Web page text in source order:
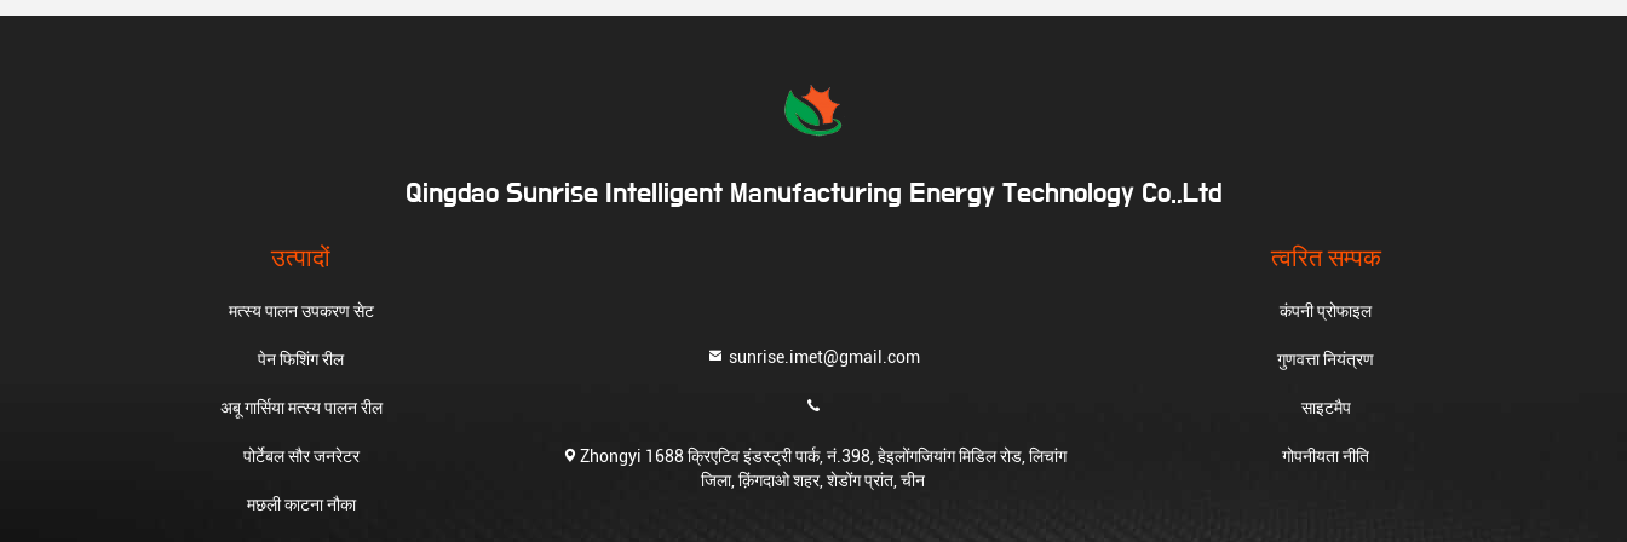
Qingdao Sunrise Intelligent Manufacturing Energy Technology Co.,Ltd
उत्पादों
मत्स्य पालन उपकरण सेट
पेन फिशिंग रील
अबू गार्सिया मत्स्य पालन रील
पोर्टेबल सौर जनरेटर
मछली काटना नौका
sunrise.imet@gmail.com
Zhongyi 1688 क्रिएटिव इंडस्ट्री पार्क, नं.398, हेइलोंगजियांग मिडिल रोड, लिचांग
जिला, क़िंगदाओ शहर, शेडोंग प्रांत, चीन
त्वरित सम्पक
कंपनी प्रोफाइल
गुणवत्ता नियंत्रण
साइटमैप
गोपनीयता नीति